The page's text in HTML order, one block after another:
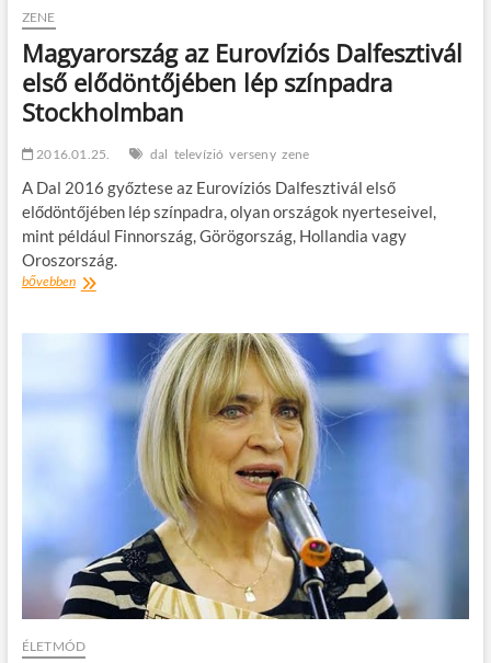
ZENE
Magyarország az Eurovíziós Dalfesztivál
első elődöntőjében lép színpadra
Stockholmban
2016.01.25. dal televízió verseny zene
A Dal 2016 győztese az Eurovíziós Dalfesztivál első
elődöntőjében lép színpadra, olyan országok nyerteseivel,
mint például Finnország, Görögország, Hollandia vagy
Oroszország.
bővebbenMagyarország
Dalfesztivál
elődöntőjében
színpadra
Stockholmban
ÉLETMÓD